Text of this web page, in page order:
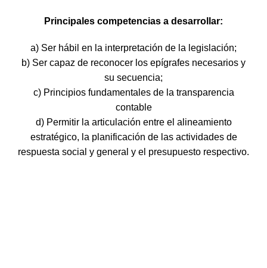
precios:
hasta
60.00€
Principales competencias a desarrollar:
a) Ser hábil en la interpretación de la legislación;
b) Ser capaz de reconocer los epígrafes necesarios y
su secuencia;
c) Principios fundamentales de la transparencia
contable
d) Permitir la articulación entre el alineamiento
estratégico, la planificación de las actividades de
respuesta social y general y el presupuesto respectivo.